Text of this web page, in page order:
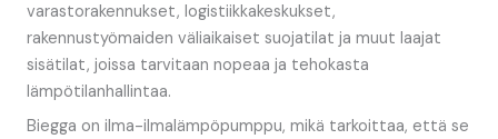
varastorakennukset, logistiikkakeskukset,
rakennustyömaiden väliaikaiset suojatilat ja muut laajat
sisätilat, joissa tarvitaan nopeaa ja tehokasta
lämpötilanhallintaa.
Biegga on ilma-ilmalämpöpumppu, mikä tarkoittaa, että se